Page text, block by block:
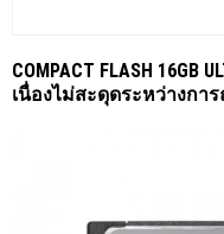
COMPACT FLASH 16GB
เนื่องไม่สะดุดระหว่างกา